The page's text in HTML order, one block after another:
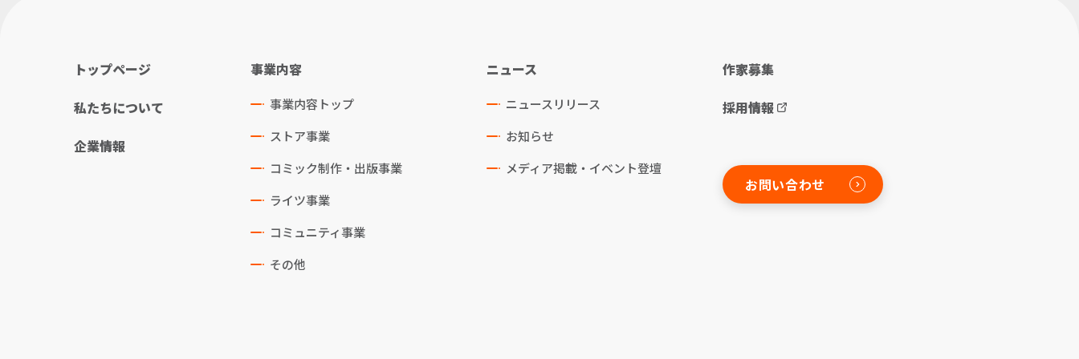
トップページ
私たちについて
企業情報
事業内容
事業内容トップ
ストア事業
コミック制作・出版事業
ライツ事業
コミュニティ事業
その他
ニュース
ニュースリリース
お知らせ
メディア掲載・イベント登壇
作家募集
採用情報
お問い合わせ